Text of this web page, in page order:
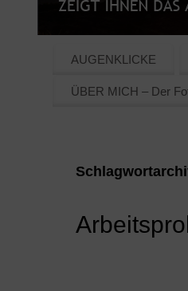
AUGENKLICKE
ÜBER MICH – Der